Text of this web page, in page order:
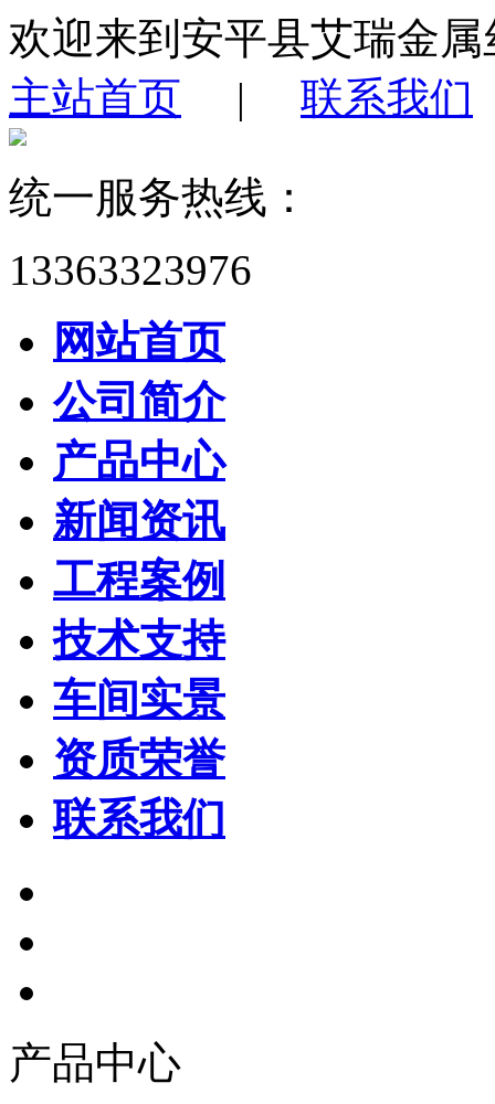
欢迎来到安平县艾瑞金
主站首页 | 联系我们
统一服务热线：
13363323976
网站首页
公司简介
产品中心
新闻资讯
工程案例
技术支持
车间实景
资质荣誉
联系我们
产品中心